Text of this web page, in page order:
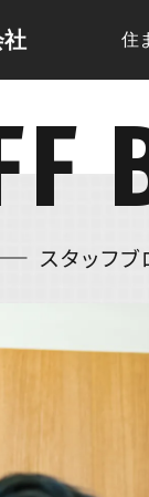
社 住
スタッフ